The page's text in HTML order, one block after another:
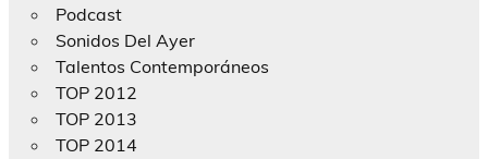
Podcast
Sonidos Del Ayer
Talentos Contemporáneos
TOP 2012
TOP 2013
TOP 2014